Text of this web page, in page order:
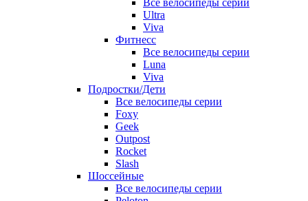
Все велосипеды серии
Ultra
Viva
Фитнесс
Все велосипеды серии
Luna
Viva
Подростки/Дети
Все велосипеды серии
Foxy
Geek
Outpost
Rocket
Slash
Шоссейные
Все велосипеды серии